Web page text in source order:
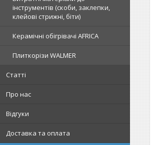
інструментів (скоби, заклепки,
клейові стрижні, біти)
Керамічні обігрівачі AFRICA
Плиткорізи WALMER
Статті
Про нас
Відгуки
Доставка та оплата